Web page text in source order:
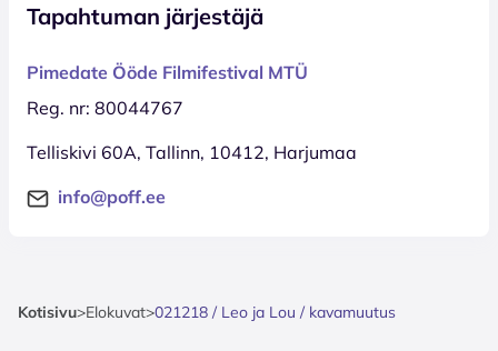
Tapahtuman järjestäjä
Pimedate Ööde Filmifestival MTÜ
Reg. nr: 80044767
Telliskivi 60A, Tallinn, 10412, Harjumaa
info@poff.ee
Kotisivu>Elokuvat>021218 / Leo ja Lou / kavamuutus